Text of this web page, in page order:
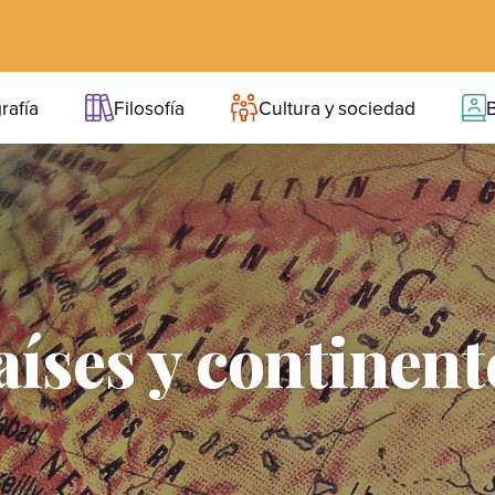
Filosofía Cultura y sociedad
y